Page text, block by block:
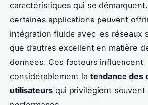
caractéristiques qui se
certaines applications peuvent
intégration fluide avec les réseaux
que d’autres excellent en matière
données. Ces facteurs influencent
considérablement la tendance des
utilisateurs qui privilégient souvent